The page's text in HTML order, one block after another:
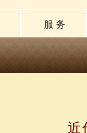
服 务
近